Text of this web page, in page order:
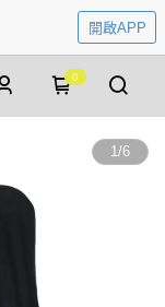
開啟APP
0
1/6